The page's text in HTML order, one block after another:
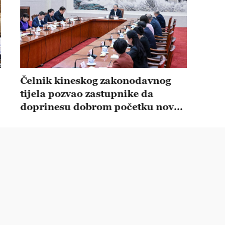
Čelnik kineskog zakonodavnog
tijela pozvao zastupnike da
doprinesu dobrom početku novog